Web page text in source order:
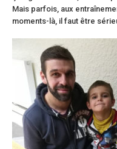
Mais parfois, aux
moments-là, il faut être